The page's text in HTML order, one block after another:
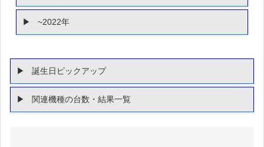
~2022年
誕生日ピックアップ
関連機種の台数・結果一覧